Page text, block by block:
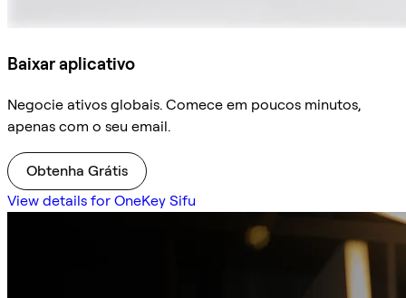
Baixar aplicativo
Negocie ativos globais. Comece em poucos minutos,
apenas com o seu email.
Obtenha Grátis
View details for OneKey Sifu